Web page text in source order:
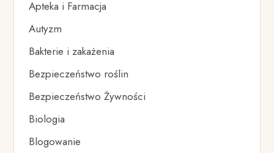
Apteka i Farmacja
Autyzm
Bakterie i zakażenia
Bezpieczeństwo roślin
Bezpieczeństwo Żywności
Biologia
Blogowanie